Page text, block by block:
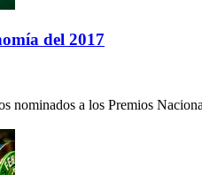
del 2017
nominados a los Premios